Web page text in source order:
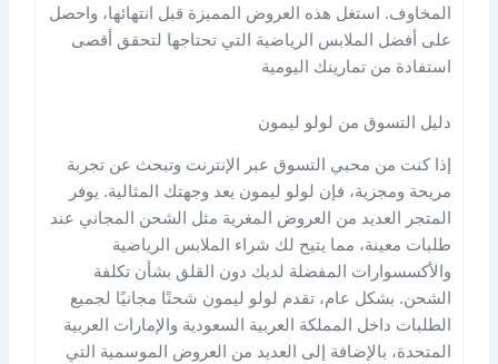
المخاوف. استغل هذه العروض المميزة قبل انتهائها، واحصل
على أفضل الملابس الرياضية التي تحتاجها لتحقق أقصى
استفادة من تمارينك اليومية​
دليل التسوق من لولو ليمون
إذا كنت من محبي التسوق عبر الإنترنت وتبحث عن تجربة
مريحة ومجزية، فإن لولو ليمون يعد وجهتك المثالية. يوفر
المتجر العديد من العروض المغرية مثل الشحن المجاني عند
طلبات معينة، مما يتيح لك شراء الملابس الرياضية
والأكسسوارات المفضلة لديك دون القلق بشأن تكلفة
الشحن. بشكل عام، تقدم لولو ليمون شحنًا مجانيًا لجميع
الطلبات داخل المملكة العربية السعودية والإمارات العربية
المتحدة، بالإضافة إلى العديد من العروض الموسمية التي